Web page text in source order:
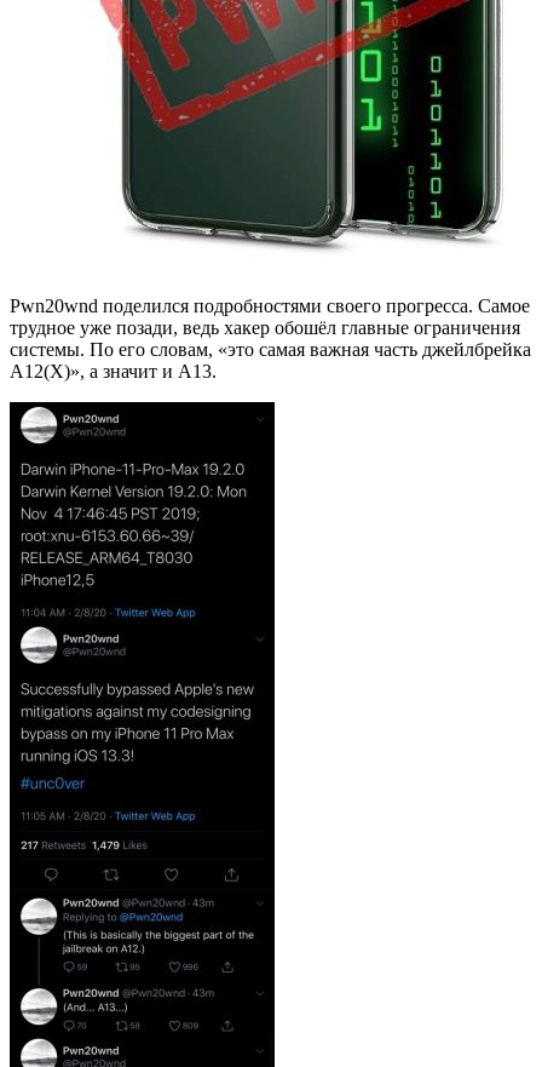
Pwn20wnd поделился подробностями своего прогресса. Самое
трудное уже позади, ведь хакер обошёл главные ограничения
системы. По его словам, «это самая важная часть джейлбрейка
A12(X)», а значит и A13.